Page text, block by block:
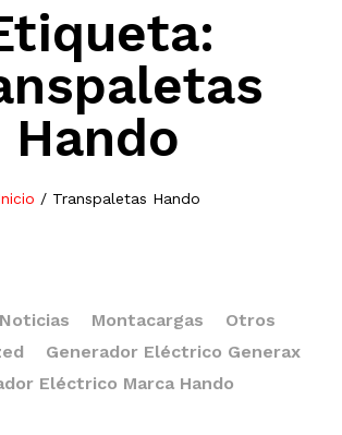
Hando
/ Transpaletas Hando
Noticias Montacargas
Otros
Generador Eléctrico Generax
Eléctrico Marca Hando